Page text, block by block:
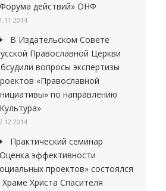
действий» ОНФ
В Издательском Совете
Православной Церкви
вопросы экспертизы
«Православной
по направлению
Практический семинар
эффективности
проектов» состоялся
Храме Христа Спасителя